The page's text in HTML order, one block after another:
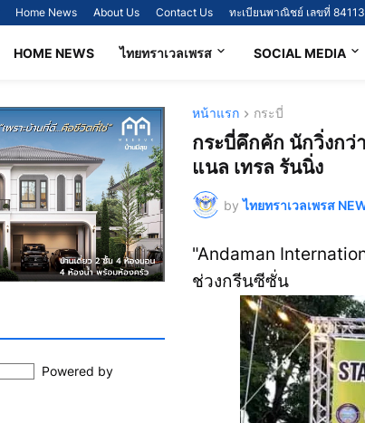
Home News About Us Contact Us ทะเบียนพาณิชย์ เลขที่
HOME NEWS ไทยทราเวลเพรส SOCIAL MEDIA
หน้าแรก กระบี่
กระบี่คึกคัก นักวิ่งกว่
แนล เทรล รันนิ่ง
by ไทยทราเวลเพรส
"Andaman
ช่วงกรีนซีซั่น
Powered by